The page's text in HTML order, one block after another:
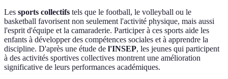
Les sports collectifs tels que le football, le volleyball ou le
basketball favorisent non seulement l'activité physique, mais aussi
l'esprit d'équipe et la camaraderie. Participer à ces sports aide les
enfants à développer des compétences sociales et à apprendre la
discipline. D'après une étude de l'INSEP, les jeunes qui participent
à des activités sportives collectives montrent une amélioration
significative de leurs performances académiques.